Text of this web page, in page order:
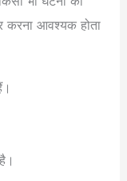
करना आवश्यक होता